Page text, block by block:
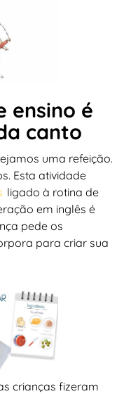
ensino é
canto
uma refeição.
Esta atividade
ligado à rotina de
em inglês é
pede os
para criar sua
crianças fizeram